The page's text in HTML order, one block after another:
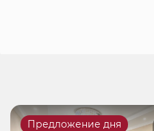
Предложение дня